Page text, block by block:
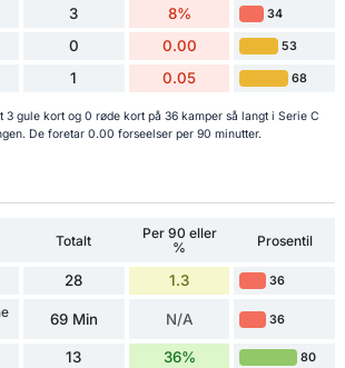
3 8% 34
0 0.00 53
1 0.05 68
3 gule kort og 0 røde kort på 36 kamper så langt i Serie C
De foretar 0.00 forseelser per 90 minutter.
Totalt
Per 90 eller
%
Prosentil
28 1.3 36
69 Min N/A 36
13 36% 80